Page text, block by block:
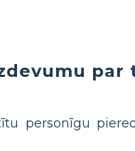
par
personīgu